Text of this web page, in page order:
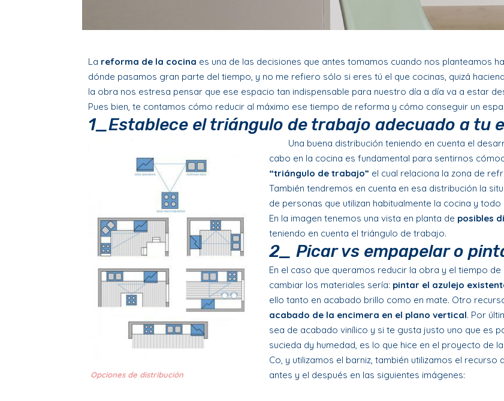
La reforma de la cocina es una de las decisiones que antes tomamos cuando nos planteamos
dónde pasamos gran parte del tiempo, y no me refiero sólo si eres tú el que cocinas, quizá
la obra nos estresa pensar que ese espacio tan indispensable para nuestro día a día va a estar
Pues bien, te contamos cómo reducir al máximo ese tiempo de reforma y cómo conseguir un
1_Establece el triángulo de trabajo adecuado a tu
Opciones de distribución
Una buena distribución teniendo en cuenta el
cabo en la cocina es fundamental para sentirnos
“triángulo de trabajo” el cual relaciona la zona de
También tendremos en cuenta en esa distribución la
de personas que utilizan habitualmente la cocina y
En la imagen tenemos una vista en planta de posibles
teniendo en cuenta el triángulo de trabajo.
2_ Picar vs empapelar o
En el caso que queramos reducir la obra y el tiempo
cambiar los materiales sería: pintar el azulejo
ello tanto en acabado brillo como en mate. Otro
acabado de la encimera en el plano vertical. Por
sea de acabado vinílico y si te gusta justo uno que es
sucieda dy humedad, es lo que hice en el proyecto de
Co, y utilizamos el barniz, también utilizamos el
antes y el después en las siguientes imágenes: